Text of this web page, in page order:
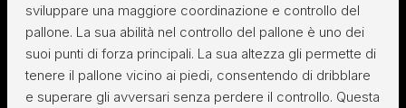
sviluppare una maggiore coordinazione e controllo del
pallone. La sua abilità nel controllo del pallone è uno dei
suoi punti di forza principali. La sua altezza gli permette di
tenere il pallone vicino ai piedi, consentendo di dribblare
e superare gli avversari senza perdere il controllo. Questa